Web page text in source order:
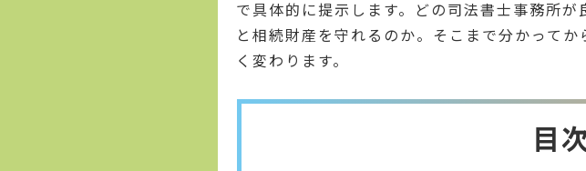
で具体的に提示します。どの司法書士事務所
と相続財産を守れるのか。そこまで分かって
く変わります。
目